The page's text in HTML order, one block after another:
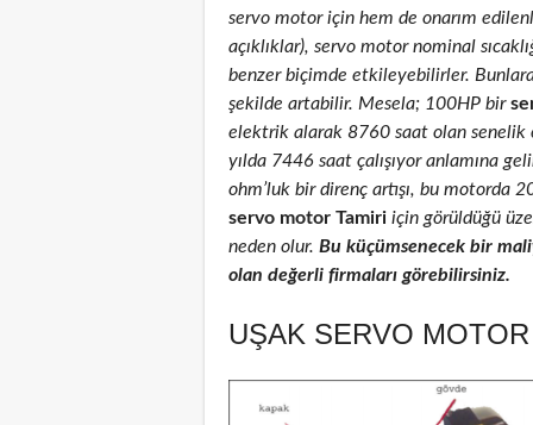
servo motor için hem de onarım
açıklıklar), servo motor nominal
benzer biçimde etkileyebilirler.
şekilde artabilir. Mesela; 100HP bir
elektrik alarak 8760 saat olan senelik
yılda 7446 saat çalışıyor anlamına
ohm’luk bir direnç artışı, bu motorda
servo motor Tamiri için görüldüğü
neden olur. Bu küçümsenecek bir
olan değerli firmaları görebilirsiniz.
UŞAK SERVO